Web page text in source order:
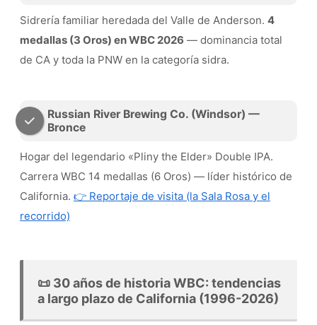
Sidrería familiar heredada del Valle de Anderson. 4
medallas (3 Oros) en WBC 2026 — dominancia total
de CA y toda la PNW en la categoría sidra.
Russian River Brewing Co. (Windsor) —
Bronce
Hogar del legendario «Pliny the Elder» Double IPA.
Carrera WBC 14 medallas (6 Oros) — líder histórico de
California. 👉 Reportaje de visita (la Sala Rosa y el
recorrido)
📜 30 años de historia WBC: tendencias
a largo plazo de California (1996-2026)